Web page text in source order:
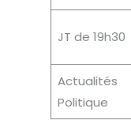
JT de 19h30
Actualités
Politique